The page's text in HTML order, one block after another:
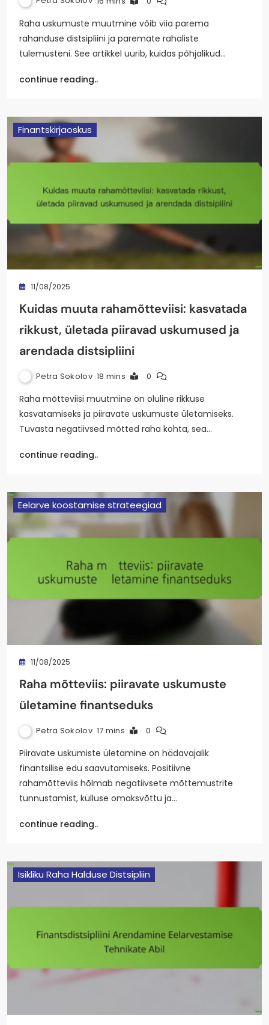
Raha uskumuste muutmine võib viia parema
rahanduse distsipliini ja paremate rahaliste
tulemusteni. See artikkel uurib, kuidas põhjalikud…
continue reading..
Finantskirjaoskus
11/08/2025
Kuidas muuta rahamõtteviisi: kasvatada
rikkust, ületada piiravad uskumused ja
arendada distsipliini
Petra Sokolov 18 mins 0
Raha mõtteviisi muutmine on oluline rikkuse
kasvatamiseks ja piiravate uskumuste ületamiseks.
Tuvasta negatiivsed mõtted raha kohta, sea…
continue reading..
Eelarve koostamise strateegiad
11/08/2025
Raha mõtteviis: piiravate uskumuste
ületamine finantseduks
Petra Sokolov 17 mins 0
Piiravate uskumiste ületamine on hädavajalik
finantsilise edu saavutamiseks. Positiivne
rahamõtteviis hõlmab negatiivsete mõttemustrite
tunnustamist, külluse omaksvõttu ja…
continue reading..
Isikliku Raha Halduse Distsipliin